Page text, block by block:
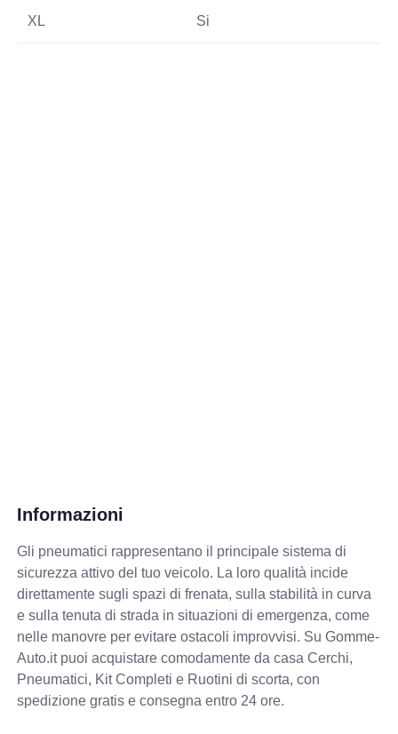
XL Si
Informazioni
Gli pneumatici rappresentano il principale sistema di
sicurezza attivo del tuo veicolo. La loro qualità incide
direttamente sugli spazi di frenata, sulla stabilità in curva
e sulla tenuta di strada in situazioni di emergenza, come
nelle manovre per evitare ostacoli improvvisi. Su Gomme-
Auto.it puoi acquistare comodamente da casa Cerchi,
Pneumatici, Kit Completi e Ruotini di scorta, con
spedizione gratis e consegna entro 24 ore.